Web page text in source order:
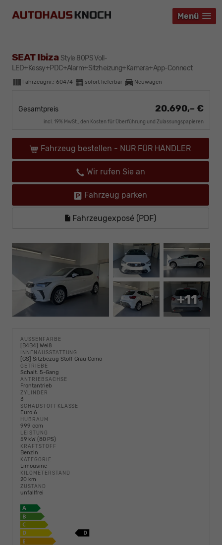
Menü
Menü
Menü
SEAT Ibiza Style 80PS Voll-
LED+Kessy+PDC+Alarm+Sitzheizung+Kamera+App-Connect
Fahrzeugnr.: 60474 sofort lieferbar Neuwagen
Gesamtpreis 20.690,– €
incl. 19% MwSt., den Kosten für Überführung und Zulassungspapieren
Fahrzeug bestellen - NUR FÜR HÄNDLER
Wir rufen Sie an
Fahrzeug parken
Fahrzeugexposé (PDF)
+11
AUSSENFARBE
[B4B4] Weiß
INNENAUSSTATTUNG
[GS] Sitzbezug Stoff Grau Como
GETRIEBE
Schalt. 5-Gang
ANTRIEBSACHSE
Frontantrieb
ZYLINDER
3
SCHADSTOFFKLASSE
Euro 6
HUBRAUM
999 ccm
LEISTUNG
59 kW (80 PS)
KRAFTSTOFF
Benzin
KATEGORIE
Limousine
KILOMETERSTAND
20 km
ZUSTAND
unfallfrei